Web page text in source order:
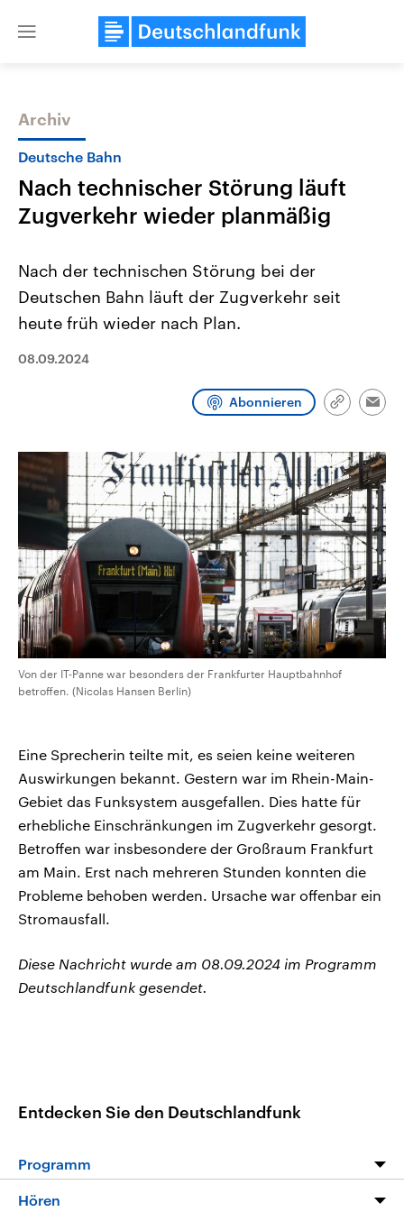
Close
Themen
Landtagswahl Sachsen-Anhalt
2026
Sachsen-Anhalt wählt am 6.
Bundesland von einer Koalition aus
und Hintergründe zu den Parteien
und Kandidaten der anstehenden
Wahl.
den mächtigsten Ländern
mit großem Einfluss auf
aktuelle Weltgeschehen.
Sendungen Programm Podcasts
Audio-Archiv
Archiv
Deutsche Bahn
Nach technischer Störung läuft
Zugverkehr wieder planmäßig
Nach der technischen Störung bei der
Deutschen Bahn läuft der Zugverkehr seit
heute früh wieder nach Plan.
08.09.2024
Abonnieren
Link
Von der IT-Panne war besonders der Frankfurter Hauptbahnhof
betroffen. (Nicolas Hansen Berlin)
Eine Sprecherin teilte mit, es seien keine weiteren
Auswirkungen bekannt. Gestern war im Rhein-Main-
Gebiet das Funksystem ausgefallen. Dies hatte für
erhebliche Einschränkungen im Zugverkehr gesorgt.
Betroffen war insbesondere der Großraum Frankfurt
am Main. Erst nach mehreren Stunden konnten die
Probleme behoben werden. Ursache war offenbar ein
Stromausfall.
Diese Nachricht wurde am 08.09.2024 im Programm
Deutschlandfunk gesendet.
Entdecken Sie den Deutschlandfunk
Programm
Programm
Hören